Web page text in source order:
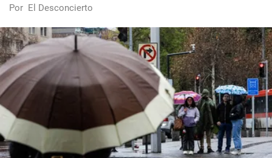
Por El Desconcierto